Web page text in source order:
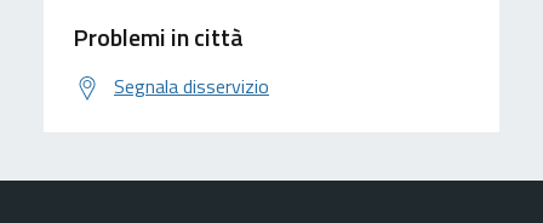
Problemi in città
Segnala disservizio